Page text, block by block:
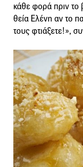
κάθε φορά πριν το
θεία Ελένη αν το
τους φτιάξετε!»,